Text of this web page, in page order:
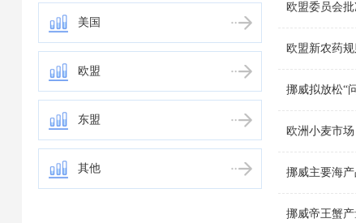
美国
欧盟
东盟
其他
欧盟委员会
欧盟新农药
挪威拟放松“
欧洲小麦市
挪威主要海
挪威帝王蟹